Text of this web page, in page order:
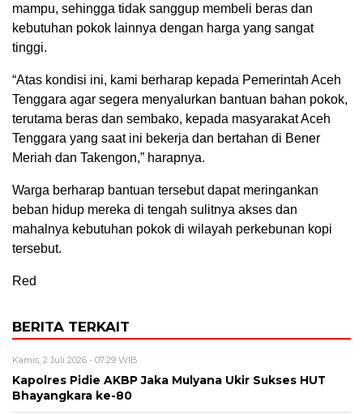
mampu, sehingga tidak sanggup membeli beras dan
kebutuhan pokok lainnya dengan harga yang sangat
tinggi.
“Atas kondisi ini, kami berharap kepada Pemerintah Aceh
Tenggara agar segera menyalurkan bantuan bahan pokok,
terutama beras dan sembako, kepada masyarakat Aceh
Tenggara yang saat ini bekerja dan bertahan di Bener
Meriah dan Takengon,” harapnya.
Warga berharap bantuan tersebut dapat meringankan
beban hidup mereka di tengah sulitnya akses dan
mahalnya kebutuhan pokok di wilayah perkebunan kopi
tersebut.
Red
BERITA TERKAIT
Kamis, 2 Juli 2026 - 07:29 WIB
Kapolres Pidie AKBP Jaka Mulyana Ukir Sukses HUT
Bhayangkara ke-80